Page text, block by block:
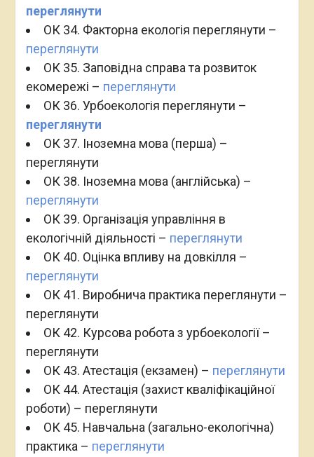
переглянути
ОК 34. Факторна екологія переглянути –
переглянути
ОК 35. Заповідна справа та розвиток
екомережі – переглянути
ОК 36. Урбоекологія переглянути –
переглянути
ОК 37. Іноземна мова (перша) –
переглянути
ОК 38. Іноземна мова (англійська) –
переглянути
ОК 39. Організація управління в
екологічній діяльності – переглянути
ОК 40. Оцінка впливу на довкілля –
переглянути
ОК 41. Виробнича практика переглянути –
переглянути
ОК 42. Курсова робота з урбоекології –
переглянути
ОК 43. Атестація (екзамен) – переглянути
ОК 44. Атестація (захист кваліфікаційної
роботи) – переглянути
ОК 45. Навчальна (загально-екологічна)
практика – переглянути